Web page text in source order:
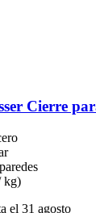
Cierre
kg)
el 31 agosto